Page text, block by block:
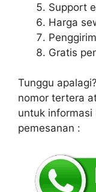
Support
Harga
Gratis
Tunggu
nomor tertera
untuk informasi
pemesanan :